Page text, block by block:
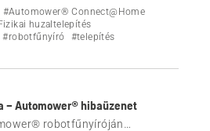
a rendszer
de manuálisan is beállítható.
#Automower® Connect@Home
huzaltelepítés
#robotfűnyíró
#telepítés
– Automower® hibaüzenet
robotfűnyíróján